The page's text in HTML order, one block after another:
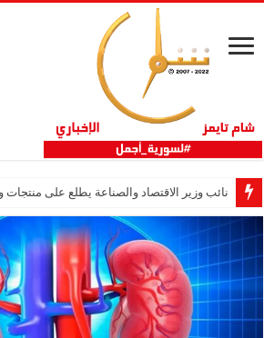
نائب وزير الاقتصاد والصناعة يطلع على منتجات